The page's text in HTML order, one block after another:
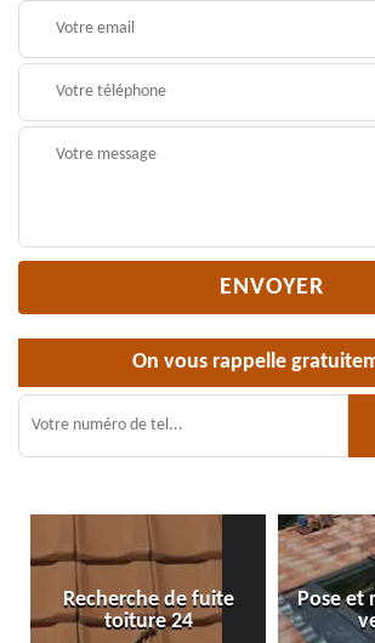
On vous rappelle
Recherche de fuite
toiture 24
Pose et